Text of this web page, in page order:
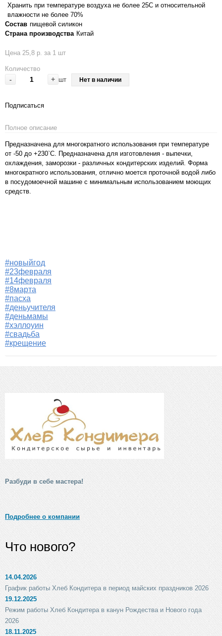
Хранить при температуре воздуха не более 25С и относительной
влажности не более 70%
Состав пищевой силикон
Страна производства Китай
Цена 25,8 р. за 1 шт
Количество
- + шт Нет в наличии
Подписаться
Полное описание
Предназначена для многократного использования при температуре
от -50 до +230`С. Предназначена для изготовления - выпечки,
охлаждения, заморозки - различных кондитерских изделий. Форма
многократного использования, отлично моется проточной водой либо
в посудомоечной машине с минимальным использованием моющих
средств.
#новыйгод
#23февраля
#14февраля
#8марта
#пасха
#деньучителя
#деньмамы
#хэллоуин
#свадьба
#крещение
Разбуди в себе мастера!
Подробнее о компании
Что нового?
14.04.2026
График работы Хлеб Кондитера в период майских праздников 2026
19.12.2025
Режим работы Хлеб Кондитера в канун Рождества и Нового года
2026
18.11.2025